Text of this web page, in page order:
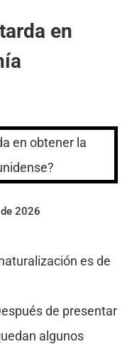
en
2026
es de
de presentar
algunos